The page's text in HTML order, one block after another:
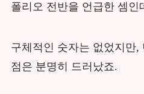
폴리오 전반을 언급한 셈인
구체적인 숫자는 없었지만,
점은 분명히 드러났죠.